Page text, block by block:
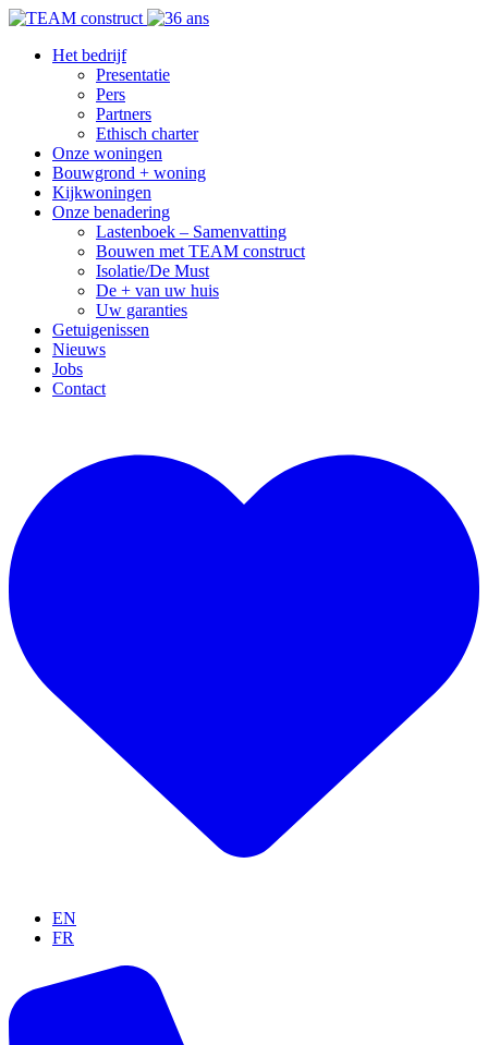
Het bedrijf
Presentatie
Pers
Partners
Ethisch charter
Onze woningen
Bouwgrond + woning
Kijkwoningen
Onze benadering
Lastenboek – Samenvatting
Bouwen met TEAM construct
Isolatie/De Must
De + van uw huis
Uw garanties
Getuigenissen
Nieuws
Jobs
Contact
EN
FR